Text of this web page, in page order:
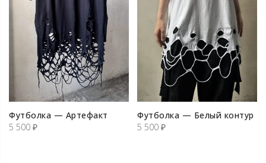
Футболка — Артефакт
5 500 ₽
Футболка — Белый контур
5 500 ₽